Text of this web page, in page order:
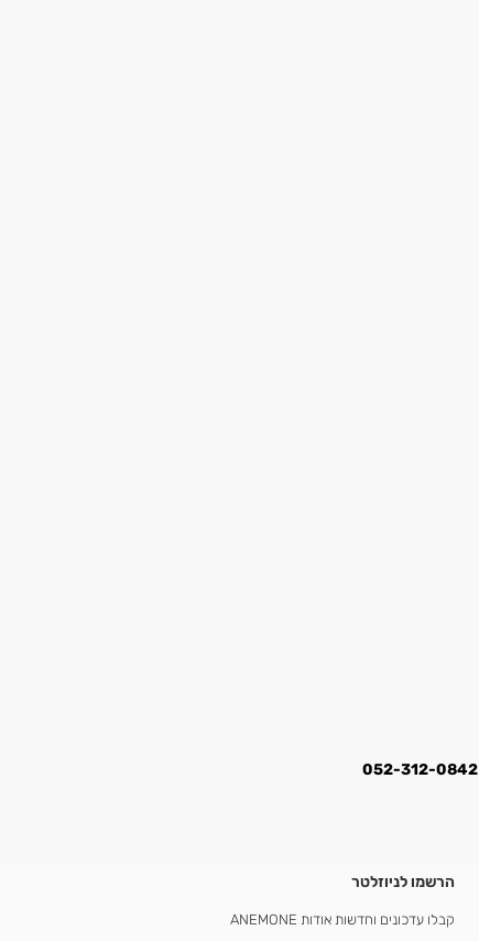
052-312-0842
הרשמו לניוזלטר
קבלו עדכונים וחדשות אודות ANEMONE